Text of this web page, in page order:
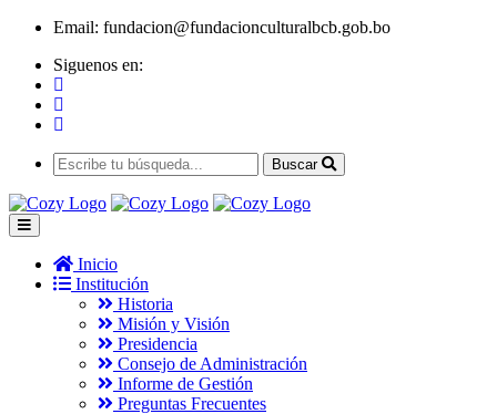
Email: fundacion@fundacionculturalbcb.gob.bo
Siguenos en:
Buscar
Inicio
Institución
Historia
Misión y Visión
Presidencia
Consejo de Administración
Informe de Gestión
Preguntas Frecuentes